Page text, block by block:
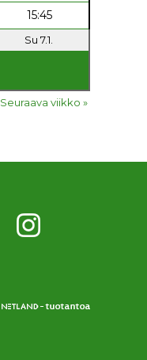
15:45
Su 7.1.
Seuraava viikko »